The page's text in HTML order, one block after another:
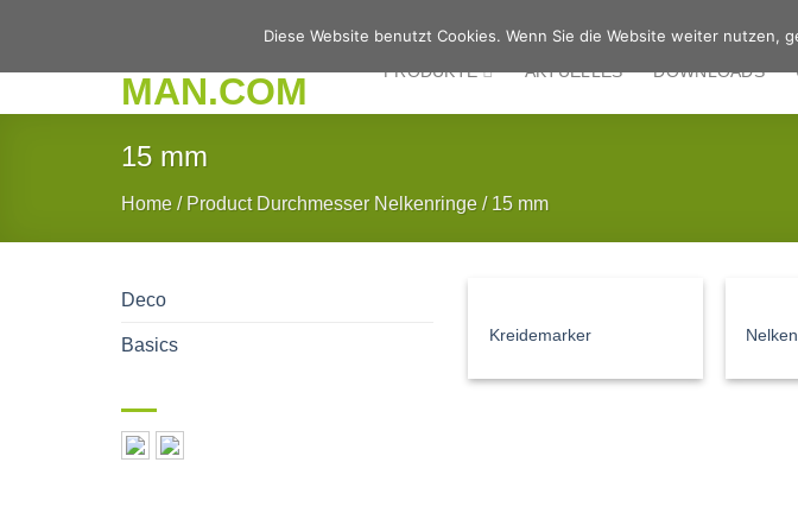
springen
PRODUKTE AKTUELLES DOWNLOADS
15 mm
Home / Product Durchmesser Nelkenringe / 15 mm
Deco
Basics
Kreidemarker
Diese Website benutzt Cookies. Wenn Sie die Website weiter nutzen,